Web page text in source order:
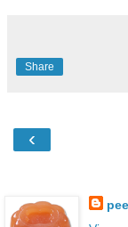
Share
‹